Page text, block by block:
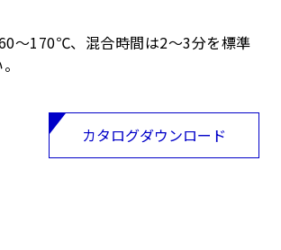
～170℃、混合時間は2～3分を標準
カタログダウンロード